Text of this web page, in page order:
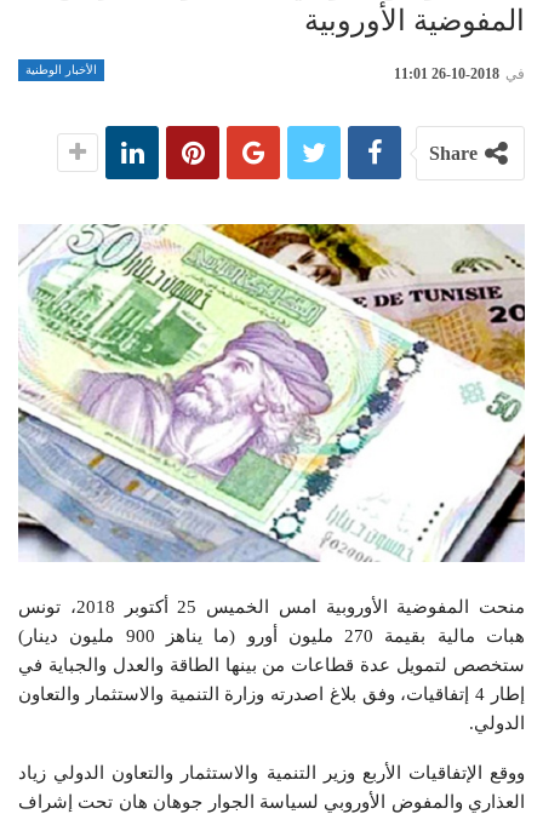
المفوضية الأوروبية
الأخبار الوطنية في 2018-10-26 11:01
Share
منحت المفوضية الأوروبية امس الخميس 25 أكتوبر 2018، تونس
هبات مالية بقيمة 270 مليون أورو (ما يناهز 900 مليون دينار)
ستخصص لتمويل عدة قطاعات من بينها الطاقة والعدل والجباية في
إطار 4 إتفاقيات، وفق بلاغ اصدرته وزارة التنمية والاستثمار والتعاون
الدولي.
ووقع الإتفاقيات الأربع وزير التنمية والاستثمار والتعاون الدولي زياد
العذاري والمفوض الأوروبي لسياسة الجوار جوهان هان تحت إشراف